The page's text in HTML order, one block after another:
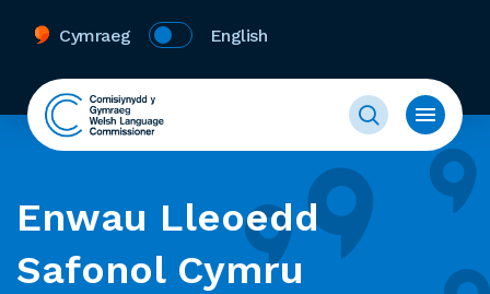
Cymraeg English
Enwau Lleoedd
Safonol Cymru